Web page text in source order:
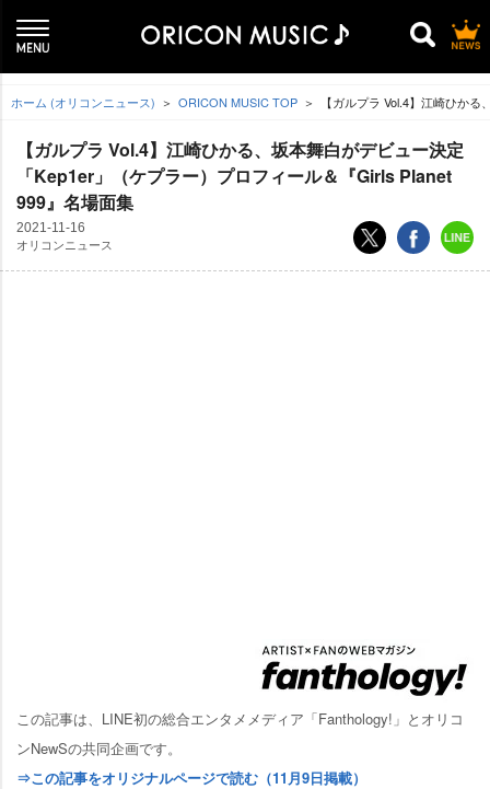
ホーム (オリコンニュース) ORICON MUSIC TOP 【ガルプラ Vol.4】江崎ひか
【ガルプラ Vol.4】江崎ひかる、坂本舞白がデビュー決定
「Kep1er」（ケプラー）プロフィール＆『Girls Planet
999』名場面集
2021-11-16
オリコンニュース
この記事は、LINE初の総合エンタメメディア「Fanthology!」とオリコ
ンNewSの共同企画です。
⇒この記事をオリジナルページで読む（11月9日掲載）